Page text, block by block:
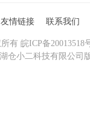
友情链接 联系我们
有 皖ICP备20013518
湖仓小二科技有限公司